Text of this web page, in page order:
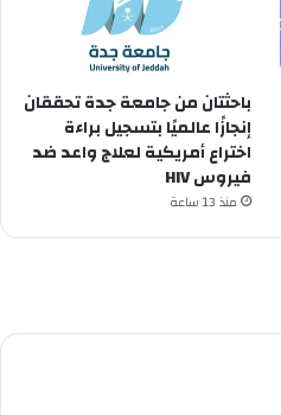
باحثتان من جامعة جدة تحققان
إنجازًا عالميًا بتسجيل براءة
اختراع أمريكية لعلاج واعد ضد
فيروس HIV
منذ 13 ساعة